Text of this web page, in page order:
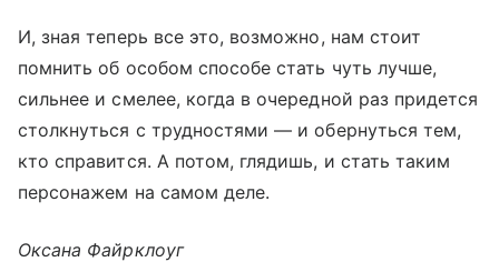
И, зная теперь все это, возможно, нам стоит
помнить об особом способе стать чуть лучше,
сильнее и смелее, когда в очередной раз придется
столкнуться с трудностями — и обернуться тем,
кто справится. А потом, глядишь, и стать таким
персонажем на самом деле.
Оксана Файрклоуг